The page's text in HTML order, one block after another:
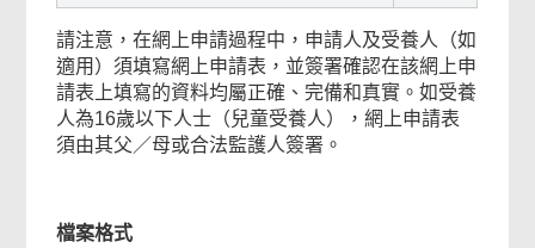
請注意，在網上申請過程中，申請人及受養人（如
適用）須填寫網上申請表，並簽署確認在該網上申
請表上填寫的資料均屬正確、完備和真實。如受養
人為16歲以下人士（兒童受養人），網上申請表
須由其父／母或合法監護人簽署。
檔案格式